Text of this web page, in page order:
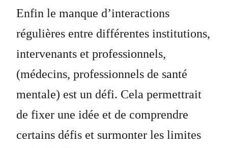
Enfin le manque d’interactions
régulières entre différentes institutions,
intervenants et professionnels,
(médecins, professionnels de santé
mentale) est un défi. Cela permettrait
de fixer une idée et de comprendre
certains défis et surmonter les limites